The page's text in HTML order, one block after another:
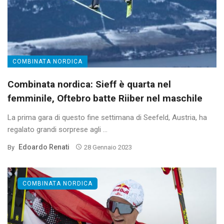
COMBINATA NORDICA
Combinata nordica: Sieff è quarta nel
femminile, Oftebro batte Riiber nel maschile
La prima gara di questo fine settimana di Seefeld, Austria, ha
regalato grandi sorprese agli ...
By Edoardo Renati 28 Gennaio 2023
COMBINATA NORDICA